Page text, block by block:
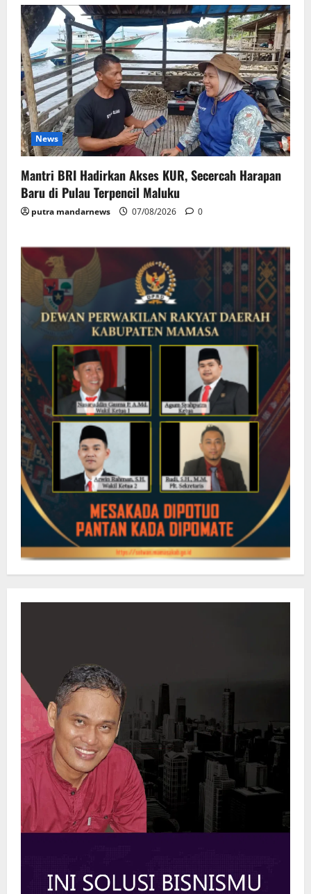
News
Mantri BRI Hadirkan Akses KUR, Secercah Harapan
Baru di Pulau Terpencil Maluku
putra mandarnews 07/08/2026 0